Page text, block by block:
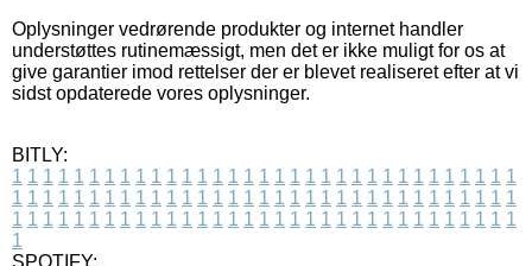
Oplysninger vedrørende produkter og internet handler
understøttes rutinemæssigt, men det er ikke muligt for os at
give garantier imod rettelser der er blevet realiseret efter at vi
sidst opdaterede vores oplysninger.
BITLY:
1 1 1 1 1 1 1 1 1 1 1 1 1 1 1 1 1 1 1 1 1 1 1 1 1 1 1 1 1 1 1 1 1
1 1 1 1 1 1 1 1 1 1 1 1 1 1 1 1 1 1 1 1 1 1 1 1 1 1 1 1 1 1 1 1 1
1 1 1 1 1 1 1 1 1 1 1 1 1 1 1 1 1 1 1 1 1 1 1 1 1 1 1 1 1 1 1 1 1
1
SPOTIFY: